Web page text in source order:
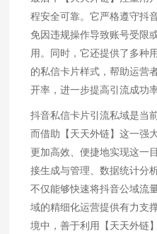
程安全可靠。它严格遵守抖
免因违规操作导致账号受限
用。同时，它还提供了多种
的私信卡片样式，帮助运营
开率，进一步提高引流成功率
抖音私信卡片引流私域是当
而借助【天天外链】这一强
更加高效、便捷地实现这一
接生成与管理、数据统计分
不仅能够快速将抖音公域流
域的精细化运营提供有力支
境中，善于利用【天天外链